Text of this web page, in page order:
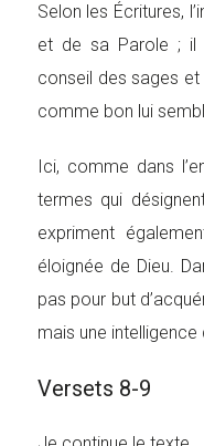
Selon les Écritures,
et de sa Parole ; il
conseil des sages
comme bon lui
Ici, comme dans
termes qui
expriment
éloignée de Dieu.
pas pour but
mais une intelligence
Versets 8-9